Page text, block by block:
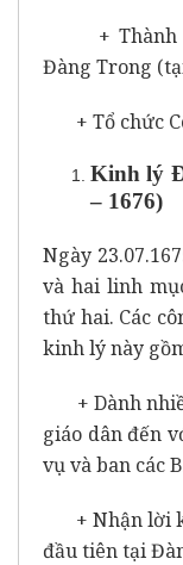
+ Thành
Đàng Trong
+ Tổ chức
Kinh lý
– 1676)
Ngày
và hai linh
thứ hai. Các
kinh lý này
+ Dành
giáo dân đến
vụ và ban các
+ Nhận lời
đầu tiên tại